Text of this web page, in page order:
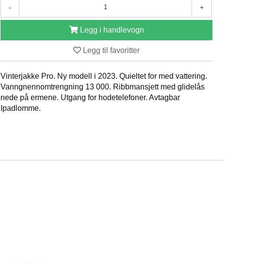
- +
Legg i handlevogn
Legg til favoritter
Vinterjakke Pro. Ny modell i 2023. Quieltet for med vattering.
Vanngnennomtrengning 13 000. Ribbmansjett med glidelås
nede på ermene. Utgang for hodetelefoner. Avtagbar
Ipadlomme.